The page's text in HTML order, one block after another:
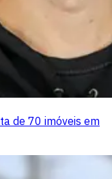
de 70 imóveis em